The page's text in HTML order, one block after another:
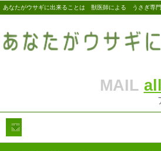
あなたがウサギに出来ることは 獣医師による うさぎ専門
MAIL